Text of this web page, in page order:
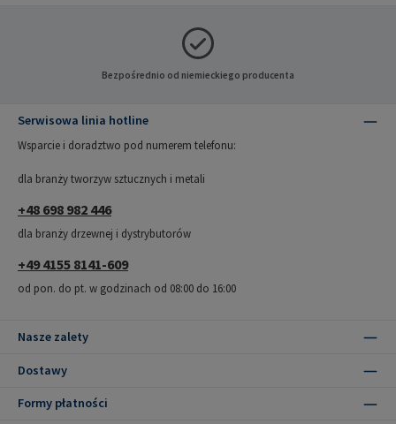
Bezpośrednio od niemieckiego producenta
Serwisowa linia hotline
Wsparcie i doradztwo pod numerem telefonu:
dla branży tworzyw sztucznych i metali
+48 698 982 446
dla branży drzewnej i dystrybutorów
+49 4155 8141-609
od pon. do pt. w godzinach od 08:00 do 16:00
Nasze zalety
Dostawy
Formy płatności